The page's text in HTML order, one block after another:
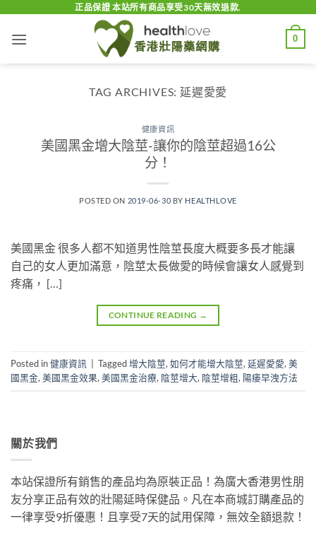
content
正品保證 本站所有商品享受30天無效退款.
0
TAG ARCHIVES: 延遲愛愛
健康資訊
美國黑金增大陰莖-讓你的陰莖超過16公
分！
POSTED ON 2019-06-30 BY HEALTHLOVE
美國黑金 很多人都不知道男性陰莖長度大概要多長才能讓
自己的女人更加滿意，陰莖太長做愛的時候會讓女人感覺到
疼痛， […]
CONTINUE READING →
Posted in健康資訊 Tagged增大陰莖, 如何才能增大陰莖, 延遲愛愛, 美
國黑金, 美國黑金效果, 美國黑金治療, 陰莖增大, 陰莖增粗, 陽痿早洩方法
關於我們
本站保證所有銷售的產品均為原裝正品！為廣大香港男性朋
友分享正品有效的壯陽延時保健品。凡在本商城訂購產品的
一律享受9折優惠！且享受7天的試用保障，無效全額退款！